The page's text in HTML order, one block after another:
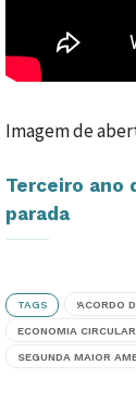
Imagem de
Terceiro ano
parada
TAGS 'ACORDO
ECONOMIA
SEGUNDA MAIOR